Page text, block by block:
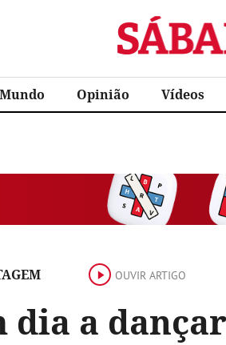
Sábado
Mundo Opinião Vídeos
OUVIR ARTIGO
dia a